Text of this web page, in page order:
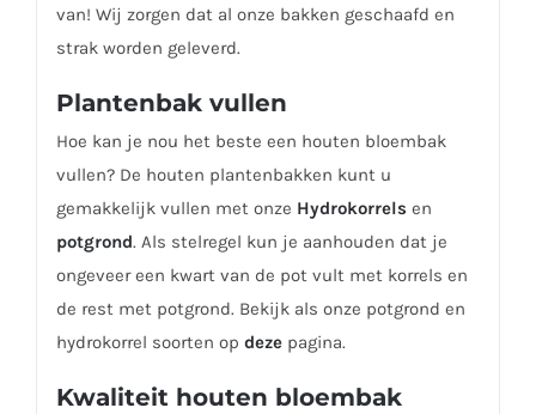
van! Wij zorgen dat al onze bakken geschaafd en
strak worden geleverd.
Plantenbak vullen
Hoe kan je nou het beste een houten bloembak
vullen? De houten plantenbakken kunt u
gemakkelijk vullen met onze Hydrokorrels en
potgrond. Als stelregel kun je aanhouden dat je
ongeveer een kwart van de pot vult met korrels en
de rest met potgrond. Bekijk als onze potgrond en
hydrokorrel soorten op dezepagina.
Kwaliteit houten bloembak